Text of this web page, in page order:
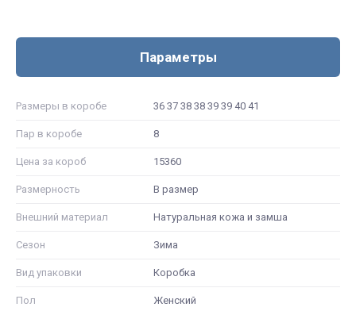
Параметры
Размеры в коробе 36 37 38 38 39 39 40 41
Пар в коробе 8
Цена за короб 15360
Размерность В размер
Внешний материал Натуральная кожа и замша
Сезон Зима
Вид упаковки Коробка
Пол Женский